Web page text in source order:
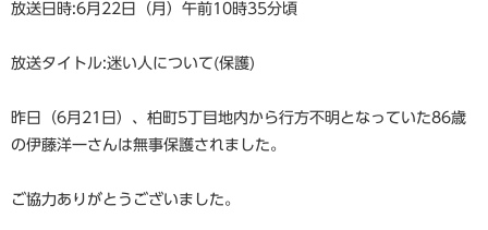
放送日時:6月22日（月）午前10時35分頃
放送タイトル:迷い人について(保護)
昨日（6月21日）、柏町5丁目地内から行方不明となっていた86歳
の伊藤洋一さんは無事保護されました。
ご協力ありがとうございました。